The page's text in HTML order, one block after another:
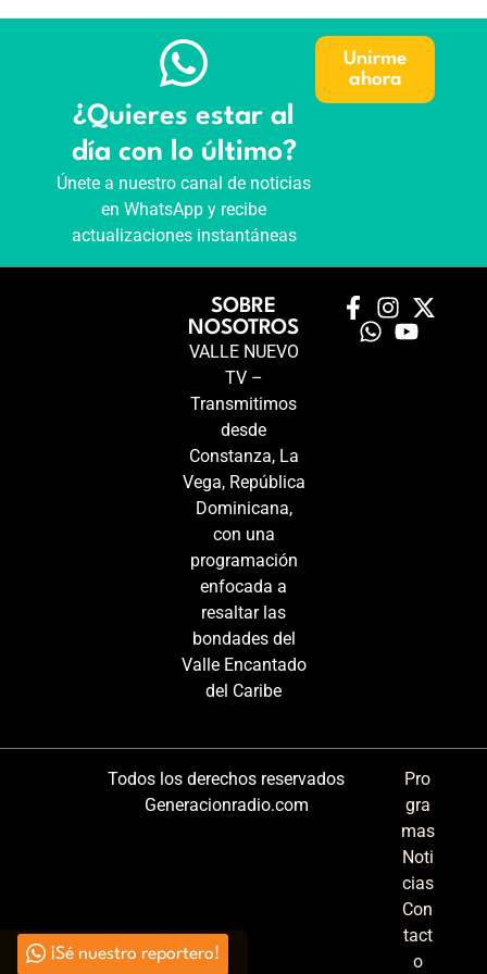
¿Quieres estar al
día con lo último?
Únete a nuestro canal de noticias
en WhatsApp y recibe
actualizaciones instantáneas
Unirme
ahora
SOBRE
NOSOTROS
VALLE NUEVO
TV –
Transmitimos
desde
Constanza, La
Vega, República
Dominicana,
con una
programación
enfocada a
resaltar las
bondades del
Valle Encantado
del Caribe
Todos los derechos reservados
Generacionradio.com
Pro
gra
mas
Noti
cias
Con
tact
o
¡Sé nuestro reportero!